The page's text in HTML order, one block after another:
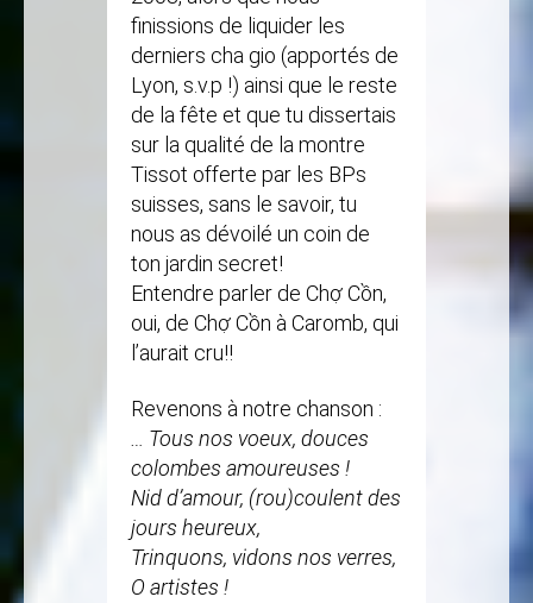
finissions de liquider les
derniers cha gio (apportés de
Lyon, s.v.p !) ainsi que le reste
de la fête et que tu dissertais
sur la qualité de la montre
Tissot offerte par les BPs
suisses, sans le savoir, tu
nous as dévoilé un coin de
ton jardin secret!
Entendre parler de Chợ Cồn,
oui, de Chợ Cồn à Caromb, qui
l’aurait cru!!
Revenons à notre chanson :
… Tous nos voeux, douces
colombes amoureuses !
Nid d’amour, (rou)coulent des
jours heureux,
Trinquons, vidons nos verres,
O artistes !